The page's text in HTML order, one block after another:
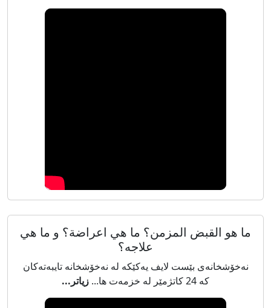
ما هو القبض المزمن؟ ما هي اعراضة؟ و ما هي
علاجه؟
نەخۆشخانەی بێست لایف یەکێکە لە نەخۆشخانە تایبەتەکان
کە 24 کاتژمێر لە خزمەت ها...
زیاتر...